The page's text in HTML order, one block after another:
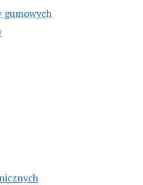
gumowych